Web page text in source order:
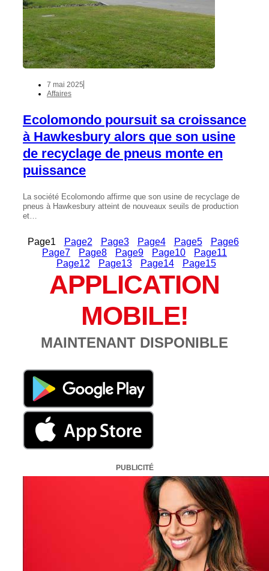
7 mai 2025
Affaires
Ecolomondo poursuit sa croissance
à Hawkesbury alors que son usine
de recyclage de pneus monte en
puissance
La société Ecolomondo affirme que son usine de recyclage de
pneus à Hawkesbury atteint de nouveaux seuils de production
et…
Page1 Page2 Page3 Page4 Page5 Page6
Page7 Page8 Page9 Page10 Page11
Page12 Page13 Page14 Page15
APPLICATION
MOBILE!
MAINTENANT DISPONIBLE
PUBLICITÉ